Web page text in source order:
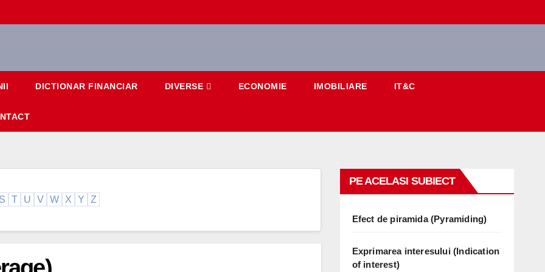
DICTIONAR FINANCIAR DIVERSE ECONOMIE IMOBILIARE IT&C
S T U V W X Y Z
PE ACELASI SUBIECT
Efect de piramida (Pyramiding)
Exprimarea interesului (Indication
of interest)